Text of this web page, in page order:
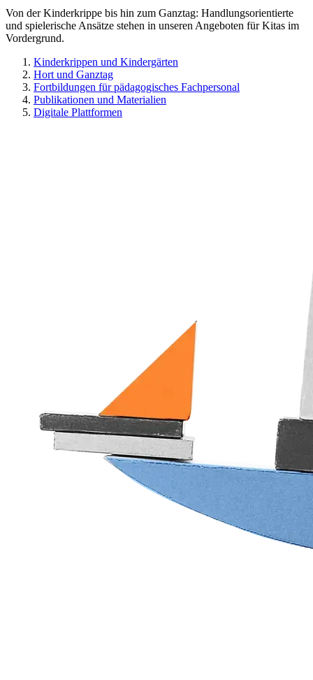
Von der Kinderkrippe bis hin zum Ganztag: Handlungsorientierte
und spielerische Ansätze stehen in unseren Angeboten für Kitas im
Vordergrund.
Kinderkrippen und Kindergärten
Hort und Ganztag
Fortbildungen für pädagogisches Fachpersonal
Publikationen und Materialien
Digitale Plattformen